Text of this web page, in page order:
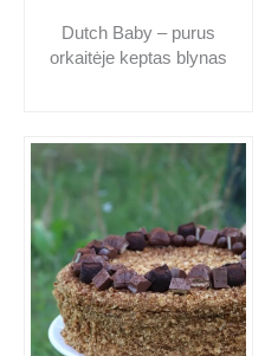
Dutch Baby – purus
orkaitėje keptas blynas